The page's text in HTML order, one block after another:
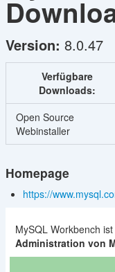
Version: 8.0.47
Verfügbare
Downloads:
Open Source
Webinstaller
Homepage
https://
MySQL Workbench
Administration von